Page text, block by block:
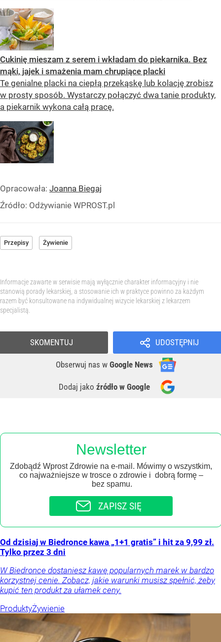
Cukinię mieszam z serem i wkładam do piekarnika. Bez
mąki, jajek i smażenia mam chrupiące placki
Te genialne placki na ciepłą przekąskę lub kolację zrobisz
w prosty sposób. Wystarczy połączyć dwa tanie produkty,
a piekarnik wykona całą pracę.
Opracowała: Joanna Biegaj
Źródło: Odżywianie WPROST.pl
Przepisy Żywienie
Informacje zawarte w serwisie mają wyłącznie charakter informacyjny i nie
stanowią porady lekarskiej, a stosowanie ich w praktyce powinno za każdym
razem być konsultowane na indywidualnej wizycie lekarskiej z lekarzem
specjalistą.
UDOSTĘPNIJ
Obserwuj nas w Google News
Dodaj jako źródło w Google
SKOMENTUJ
Newsletter
Zdobądź Wprost Zdrowie na e-mail. Mówimy o wszystkim,
co najważniejsze w trosce o zdrowie i dobrą formę –
bez spamu.
ZAPISZ SIĘ
Od dzisiaj w Biedronce kawa „1+1 gratis” i hit za 9,99 zł.
Tylko przez 3 dni
W Biedronce dostaniesz kawę popularnych marek w bardzo
korzystnej cenie. Zobacz, jakie warunki musisz spełnić, żeby
kupić ten produkt za ułamek ceny.
ProduktyŻywienie